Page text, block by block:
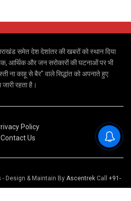
समेत देश देशांतर की खबरों को स्थान दिया
आर्थिक और जन सरोकारों की घटनाओं पर भी
ना काहू से बैर" वाले सिद्धांत को अपनाते हुए
रहता है।
Policy
Contact Us
- Design & Maintain By Ascentrek Call +91-